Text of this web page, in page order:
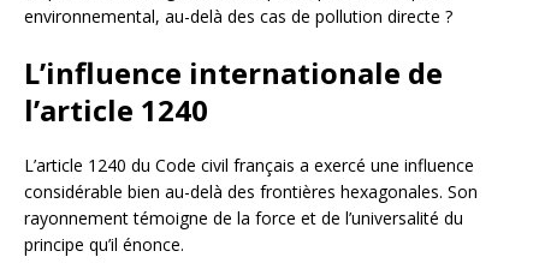
environnemental, au-delà des cas de pollution directe ?
L’influence internationale de
l’article 1240
L’article 1240 du Code civil français a exercé une influence
considérable bien au-delà des frontières hexagonales. Son
rayonnement témoigne de la force et de l’universalité du
principe qu’il énonce.